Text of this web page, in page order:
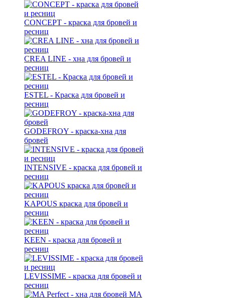
CONCEPT - краска для бровей и
ресниц
CREA LINE - хна для бровей и
ресниц
ESTEL - Краска для бровей и
ресниц
GODEFROY - краска-хна для
бровей
INTENSIVE - краска для бровей и
ресниц
KAPOUS краска для бровей и
ресниц
KEEN - краска для бровей и
ресниц
LEVISSIME - краска для бровей и
ресниц
MA